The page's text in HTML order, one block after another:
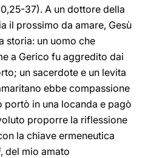
37). A un dottore della
il prossimo da amare, Gesù
storia: un uomo che
a Gerico fu aggredito dai
un sacerdote e un levita
ebbe compassione
in una locanda e pagò
proporre la riflessione
la chiave ermeneutica
, del mio amato